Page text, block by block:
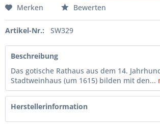
Merken Bewerten
Artikel-Nr.: SW329
Beschreibung
Das gotische Rathaus aus dem 14.
Stadtweinhaus (um 1615) bilden mit den...
Herstellerinformation